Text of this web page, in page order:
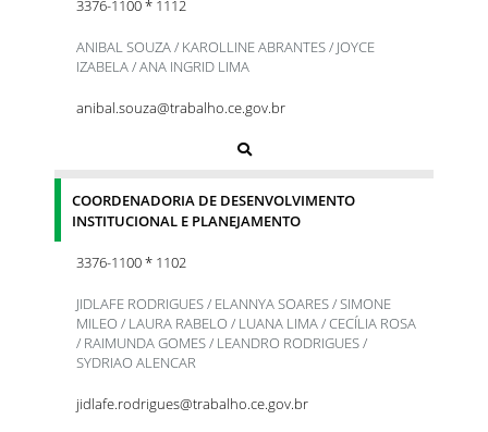
3376-1100 * 1112
ANIBAL SOUZA / KAROLLINE ABRANTES / JOYCE
IZABELA / ANA INGRID LIMA
anibal.souza@trabalho.ce.gov.br
COORDENADORIA DE DESENVOLVIMENTO
INSTITUCIONAL E PLANEJAMENTO
3376-1100 * 1102
JIDLAFE RODRIGUES / ELANNYA SOARES / SIMONE
MILEO / LAURA RABELO / LUANA LIMA / CECÍLIA ROSA
/ RAIMUNDA GOMES / LEANDRO RODRIGUES /
SYDRIAO ALENCAR
jidlafe.rodrigues@trabalho.ce.gov.br